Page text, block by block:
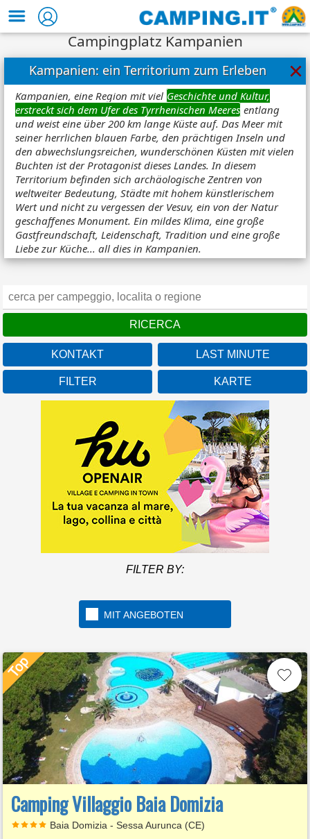
Campingplatz Kampanien
Kampanien: ein Territorium zum Erleben ×
Kampanien, eine Region mit viel Geschichte und Kultur,
erstreckt sich dem Ufer des Tyrrhenischen Meeres entlang
und weist eine über 200 km lange Küste auf. Das Meer mit
seiner herrlichen blauen Farbe, den prächtigen Inseln und
den abwechslungsreichen, wunderschönen Küsten mit vielen
Buchten ist der Protagonist dieses Landes. In diesem
Territorium befinden sich archäologische Zentren von
weltweiter Bedeutung, Städte mit hohem künstlerischem
Wert und nicht zu vergessen der Vesuv, ein von der Natur
geschaffenes Monument. Ein mildes Klima, eine große
Gastfreundschaft, Leidenschaft, Tradition und eine große
Liebe zur Küche... all dies in Kampanien.
KONTAKT LAST MINUTE
FILTER KARTE
FILTER BY:
MIT ANGEBOTEN
Camping Villaggio Baia Domizia
Baia Domizia - Sessa Aurunca (CE)